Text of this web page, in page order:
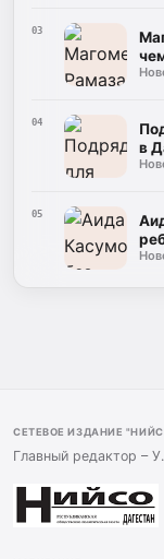
03
04
в
05
СЕТЕВОЕ ИЗДАНИЕ
Главный редактор –